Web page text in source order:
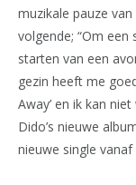
muzikale pauze
volgende; “Om
starten van een
gezin heeft me
Away’ en ik kan
Dido’s nieuwe
nieuwe single vanaf